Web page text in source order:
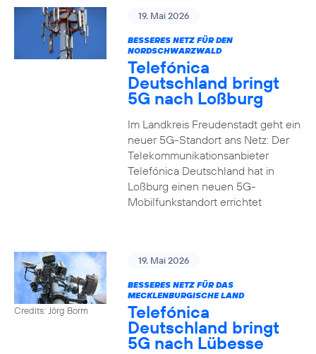
19. Mai 2026
BESSERES NETZ FÜR DEN
NORDSCHWARZWALD
Telefónica
Deutschland bringt
5G nach Loßburg
Im Landkreis Freudenstadt geht ein
neuer 5G-Standort ans Netz: Der
Telekommunikationsanbieter
Telefónica Deutschland hat in
Loßburg einen neuen 5G-
Mobilfunkstandort errichtet
Credits: Jörg Borm
19. Mai 2026
BESSERES NETZ FÜR DAS
MECKLENBURGISCHE LAND
Telefónica
Deutschland bringt
5G nach Lübesse